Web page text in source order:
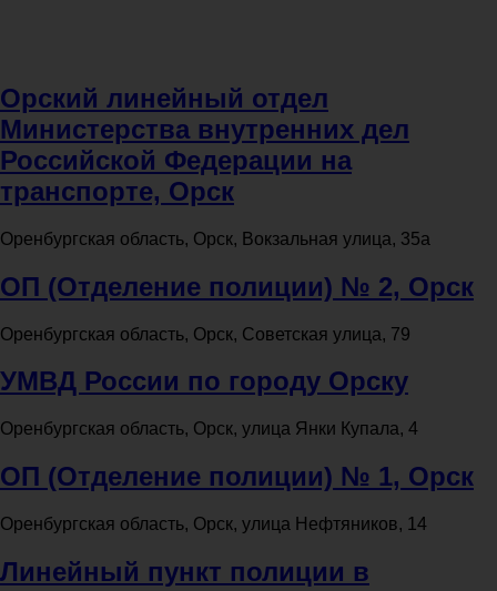
Орский линейный отдел
Министерства внутренних дел
Российской Федерации на
транспорте, Орск
Оренбургская область, Орск, Вокзальная улица, 35а
ОП (Отделение полиции) № 2, Орск
Оренбургская область, Орск, Советская улица, 79
УМВД России по городу Орску
Оренбургская область, Орск, улица Янки Купала, 4
ОП (Отделение полиции) № 1, Орск
Оренбургская область, Орск, улица Нефтяников, 14
Линейный пункт полиции в